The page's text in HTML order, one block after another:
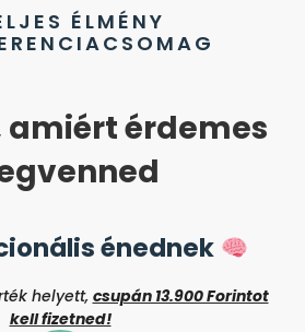
ÉLMÉNY
amiért érdemes
énednek
helyett, csupán 13.900 Forintot
kell fizetned!